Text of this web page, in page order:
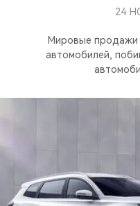
ПОДДЕРЖКА
CHERY В СОЦСЕТЯХ
CHERY И СПОРТ
24
Мировые продажи
автомобилей,